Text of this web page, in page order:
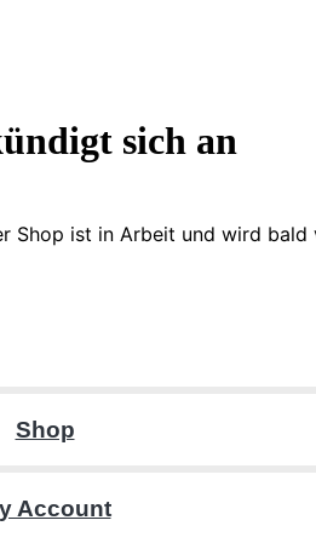
sich an
Shop ist in Arbeit und wird
Shop
Account